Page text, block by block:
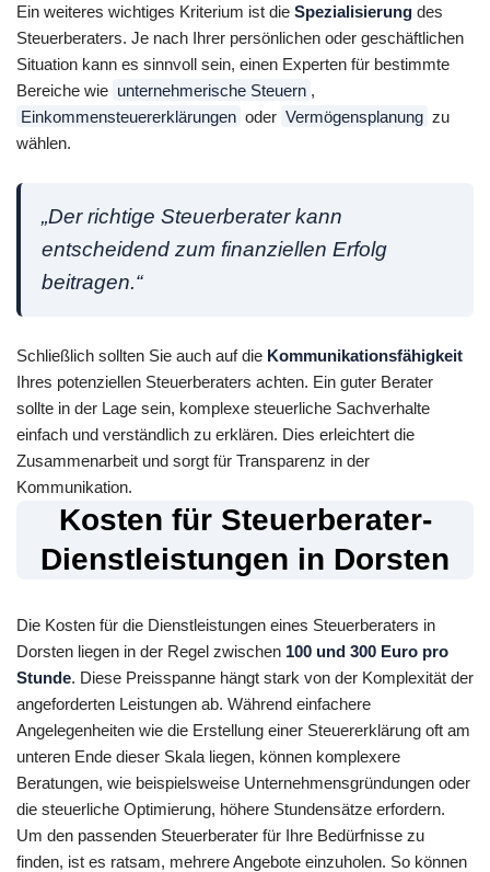
Ein weiteres wichtiges Kriterium ist die Spezialisierung des
Steuerberaters. Je nach Ihrer persönlichen oder geschäftlichen
Situation kann es sinnvoll sein, einen Experten für bestimmte
Bereiche wie unternehmerische Steuern ,
Einkommensteuererklärungen oder Vermögensplanung zu
wählen.
„Der richtige Steuerberater kann
entscheidend zum finanziellen Erfolg
beitragen.“
Schließlich sollten Sie auch auf die Kommunikationsfähigkeit
Ihres potenziellen Steuerberaters achten. Ein guter Berater
sollte in der Lage sein, komplexe steuerliche Sachverhalte
einfach und verständlich zu erklären. Dies erleichtert die
Zusammenarbeit und sorgt für Transparenz in der
Kommunikation.
Kosten für Steuerberater-
Dienstleistungen in Dorsten
Die Kosten für die Dienstleistungen eines Steuerberaters in
Dorsten liegen in der Regel zwischen 100 und 300 Euro pro
Stunde. Diese Preisspanne hängt stark von der Komplexität der
angeforderten Leistungen ab. Während einfachere
Angelegenheiten wie die Erstellung einer Steuererklärung oft am
unteren Ende dieser Skala liegen, können komplexere
Beratungen, wie beispielsweise Unternehmensgründungen oder
die steuerliche Optimierung, höhere Stundensätze erfordern.
Um den passenden Steuerberater für Ihre Bedürfnisse zu
finden, ist es ratsam, mehrere Angebote einzuholen. So können